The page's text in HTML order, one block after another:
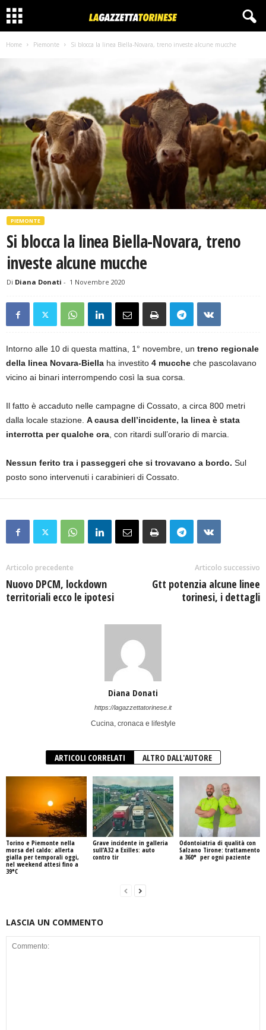
Home Piemonte Si blocca la linea Biella-Novara, treno investe alcune mucche
PIEMONTE
Si blocca la linea Biella-Novara, treno
investe alcune mucche
Di Diana Donati - 1 Novembre 2020
Intorno alle 10 di questa mattina, 1° novembre, un treno regionale
della linea Novara-Biella ha investito 4 mucche che pascolavano
vicino ai binari interrompendo così la sua corsa.
Il fatto è accaduto nelle campagne di Cossato, a circa 800 metri
dalla locale stazione. A causa dell’incidente, la linea è stata
interrotta per qualche ora, con ritardi sull’orario di marcia.
Nessun ferito tra i passeggeri che si trovavano a bordo. Sul
posto sono intervenuti i carabinieri di Cossato.
Articolo precedente
Nuovo DPCM, lockdown
territoriali ecco le ipotesi
Articolo successivo
Gtt potenzia alcune linee
torinesi, i dettagli
Diana Donati
https://lagazzettatorinese.it
Cucina, cronaca e lifestyle
ARTICOLI CORRELATI ALTRO DALL'AUTORE
Torino e Piemonte nella
morsa del caldo: allerta
gialla per temporali oggi,
nel weekend attesi fino a
39°C
Grave incidente in galleria
sull’A32 a Exilles: auto
contro tir
Odontoiatria di qualità con
Salzano Tirone: trattamento
a 360° per ogni paziente
LASCIA UN COMMENTO